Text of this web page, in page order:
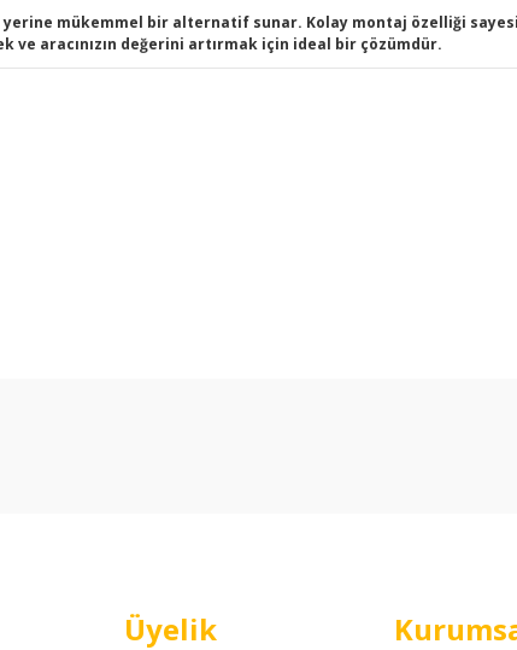
mükemmel bir alternatif sunar. Kolay montaj özelliği
aracınızın değerini artırmak için ideal bir çözümdür.
Üyelik